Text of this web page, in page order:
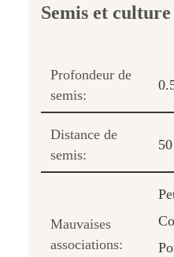
Semis et culture
Profondeur de
semis:
Distance de
semis:
Mauvaises
associations: